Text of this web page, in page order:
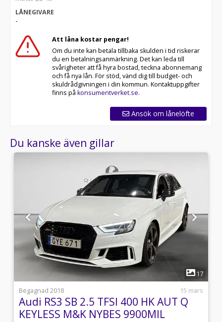
LÅNEGIVARE
-
Att låna kostar pengar!
Om du inte kan betala tillbaka skulden i tid riskerar
du en betalningsanmärkning. Det kan leda till
svårigheter att få hyra bostad, teckna abonnemang
och få nya lån. För stöd, vänd dig till budget- och
skuldrådgivningen i din kommun. Kontaktuppgifter
finns på konsumentverket.se.
Ansök om lånelöfte
Du kanske även gillar
1
17
Begagnad 2018
15 mars
Audi RS3 SB 2.5 TFSI 400 HK AUT Q
KEYLESS M&K NYBES 9900MIL